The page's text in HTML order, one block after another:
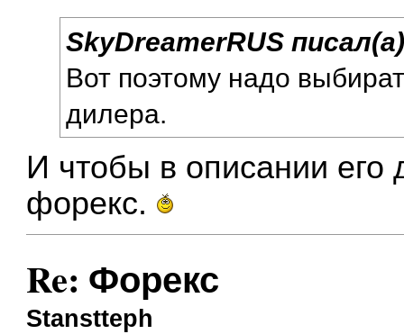
SkyDreamerRUS
Вот поэтому надо
дилера.
И чтобы в описании его
форекс.
Re: Форекс
Stanstteph